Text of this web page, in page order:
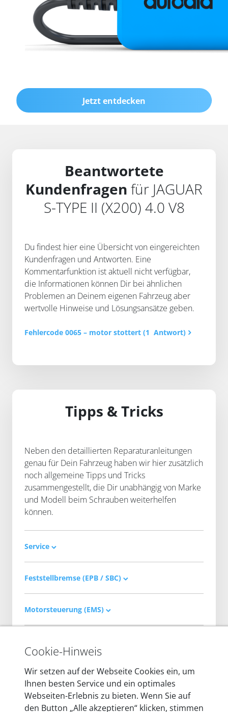
Jetzt entdecken
Beantwortete
Kundenfragen für JAGUAR
S-TYPE II (X200) 4.0 V8
Fehlercode 0065 – motor stottert (1 Antwort)
Du findest hier eine Übersicht von eingereichten
Kundenfragen und Antworten. Eine
Kommentarfunktion ist aktuell nicht verfügbar,
die Informationen können Dir bei ähnlichen
Problemen an Deinem eigenen Fahrzeug aber
wertvolle Hinweise und Lösungsansätze geben.
Tipps & Tricks
Service
Feststellbremse (EPB / SBC)
Motorsteuerung (EMS)
Kombiinstrument
Neben den detaillierten Reparaturanleitungen
genau für Dein Fahrzeug haben wir hier zusätzlich
noch allgemeine Tipps und Tricks
zusammengestellt, die Dir unabhängig von Marke
und Modell beim Schrauben weiterhelfen
können.
Cookie-Hinweis
Wir setzen auf der Webseite Cookies ein, um
Ihnen besten Service und ein optimales
Webseiten-Erlebnis zu bieten. Wenn Sie auf
den Button „Alle akzeptieren“ klicken, stimmen